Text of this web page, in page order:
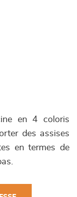
en 4 coloris
des assises
en termes de